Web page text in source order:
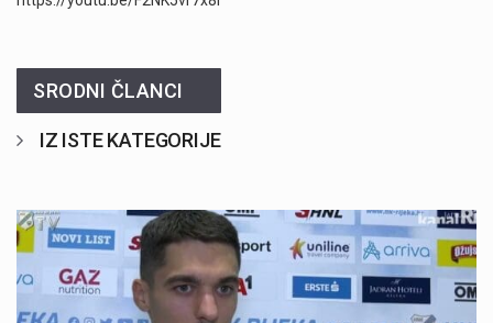
SRODNI ČLANCI
IZ ISTE KATEGORIJE